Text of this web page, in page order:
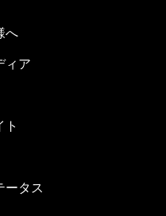
へ
ィア
ト
ータス